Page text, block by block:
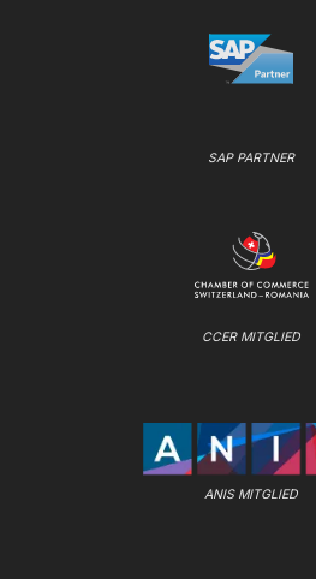
SAP PARTNER
CCER MITGLIED
ANIS MITGLIED